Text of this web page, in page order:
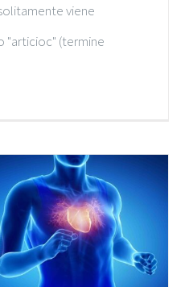
viene
"articioc" (termine